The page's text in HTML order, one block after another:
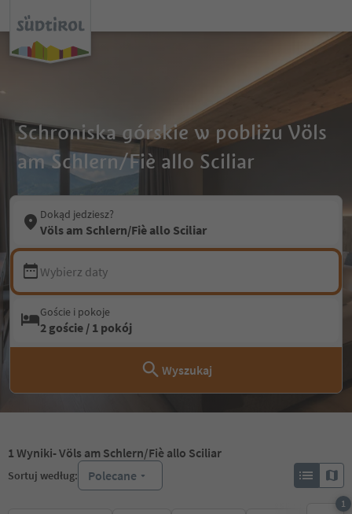
Schroniska górskie w pobliżu Völs
am Schlern/Fiè allo Sciliar
Dokąd jedziesz?
Völs am Schlern/Fiè allo Sciliar
Wybierz daty
Goście i pokoje
2 goście / 1 pokój
Wyszukaj
1 Wyniki- Völs am Schlern/Fiè allo Sciliar
Sortuj według: Polecane
1